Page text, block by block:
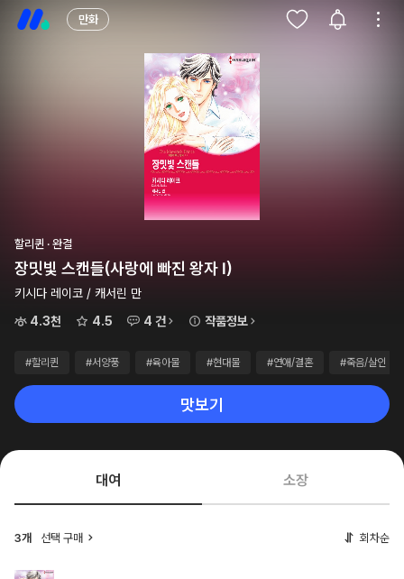
만화
할리퀸 · 완결
장밋빛 스캔들(사랑에 빠진 왕자 Ⅰ)
키시다 레이코 / 캐서린 만
4.3천
4.5 4 건 작품정보
#할리퀸 #서양풍 #육아물 #현대물 #연애/결혼 #죽음/살인
맛보기
대여 소장
3개 선택 구매 회차순